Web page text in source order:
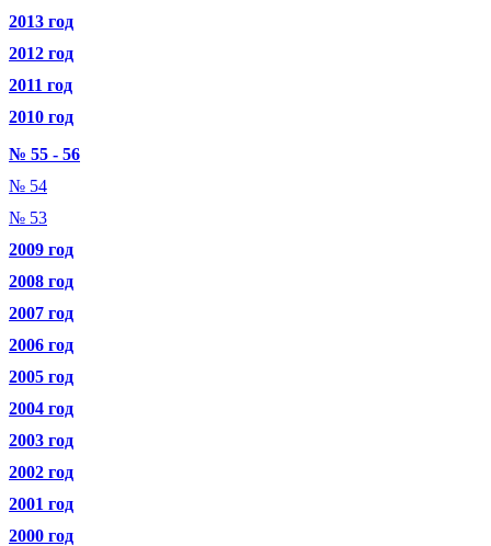
2013 год
2012 год
2011 год
2010 год
№ 55 - 56
№ 54
№ 53
2009 год
2008 год
2007 год
2006 год
2005 год
2004 год
2003 год
2002 год
2001 год
2000 год